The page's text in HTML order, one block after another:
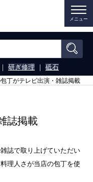
メニュー
｜ 研ぎ修理 ｜ 砥石
丁がテレビ出演・雑誌掲載
誌掲載
誌で取り上げていただい
理人さが当店の包丁を使